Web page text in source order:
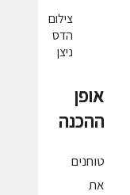
צילום
הדס
ניצן
אופן
ההכנה
טוחנים
את